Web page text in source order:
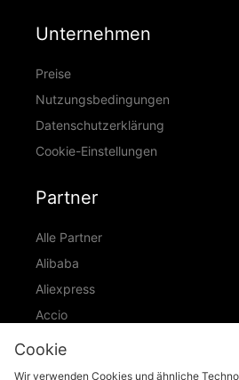
Unternehmen
Preise
Nutzungsbedingungen
Datenschutzerklärung
Cookie-Einstellungen
Partner
Alle Partner
Alibaba
Aliexpress
Accio
ID Ranking
Cookie
Wir verwenden Cookies und ähnliche